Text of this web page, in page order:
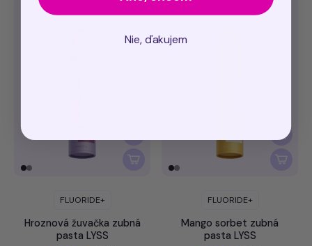
FLUORIDE+
Hroznová žuvačka zubná
pasta LYSS
FLUORIDE+
Mango sorbet zubná
pasta LYSS
Nie, ďakujem